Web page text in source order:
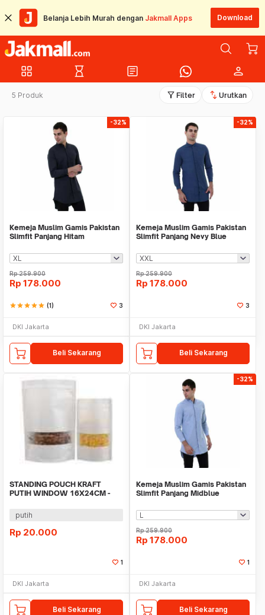
Belanja Lebih Murah dengan Jakmall Apps Download
grid_view hourglass_empty article person
5 Produk filter_alt Filter swap_vert Urutkan
-32%
Kemeja Muslim Gamis Pakistan
Slimfit Panjang Hitam
Rp259.900
Rp 178.000
starstarstarstarstar (1) 3
DKI Jakarta
Beli Sekarang
-32%
Kemeja Muslim Gamis Pakistan
Slimfit Panjang Nevy Blue
Rp259.900
Rp 178.000
3
DKI Jakarta
Beli Sekarang
STANDING POUCH KRAFT
PUTIH WINDOW 16X24CM -
putih
Rp 20.000
1
DKI Jakarta
Beli Sekarang
-32%
Kemeja Muslim Gamis Pakistan
Slimfit Panjang Midblue
Rp259.900
Rp 178.000
1
DKI Jakarta
Beli Sekarang